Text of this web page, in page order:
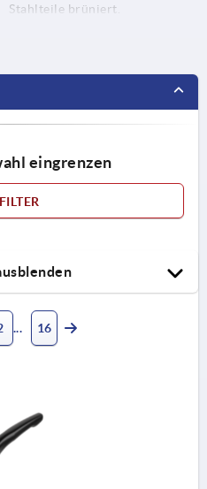
Stahlteile brüniert.
eingrenzen
FILTER
16